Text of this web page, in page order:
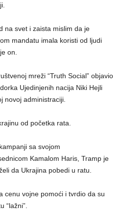
na svet i zaista mislim da je
mandatu imala koristi od ljudi
on.
mreži “Truth Social” objavio
Ujedinjenih nacija Niki Hejli
novoj administraciji.
od početka rata.
sa svojom
Kamalom Haris, Tramp je
da Ukrajina pobedi u ratu.
cenu vojne pomoći i tvrdio da su
“lažni”.